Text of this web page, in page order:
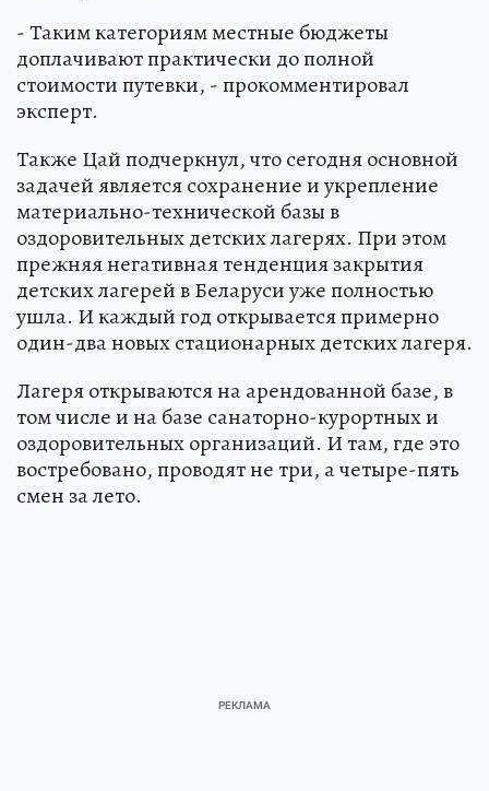
- Таким категориям местные бюджеты
доплачивают практически до полной
стоимости путевки, - прокомментировал
эксперт.
Также Цай подчеркнул, что сегодня основной
задачей является сохранение и укрепление
материально-технической базы в
оздоровительных детских лагерях. При этом
прежняя негативная тенденция закрытия
детских лагерей в Беларуси уже полностью
ушла. И каждый год открывается примерно
один-два новых стационарных детских лагеря.
Лагеря открываются на арендованной базе, в
том числе и на базе санаторно-курортных и
оздоровительных организаций. И там, где это
востребовано, проводят не три, а четыре-пять
смен за лето.